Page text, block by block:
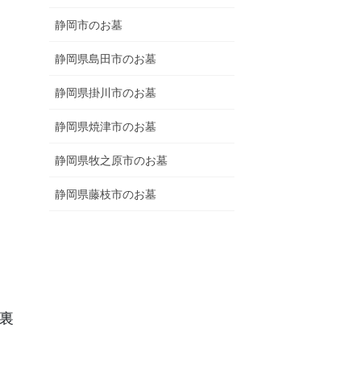
静岡市のお墓
静岡県島田市のお墓
静岡県掛川市のお墓
静岡県焼津市のお墓
静岡県牧之原市のお墓
静岡県藤枝市のお墓